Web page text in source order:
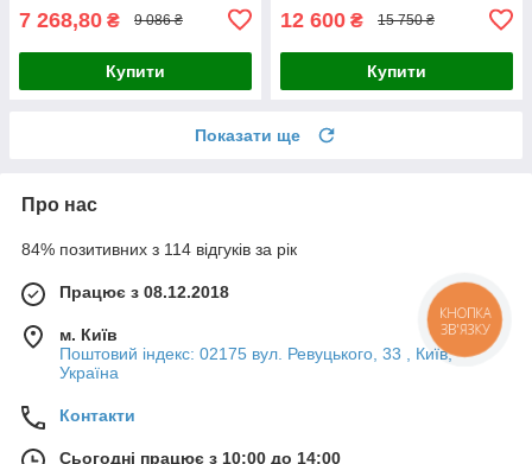
7 268,80 ₴ 9 086 ₴
Купити
12 600 ₴ 15 750 ₴
Купити
Показати ще
Про нас
84% позитивних з 114 відгуків за рік
Працює з 08.12.2018
м. Київ
Поштовий індекс: 02175 вул. Ревуцького, 33 , Київ,
Україна
Контакти
Сьогодні працює з 10:00 до 14:00
КНОПКА
ЗВ'ЯЗКУ